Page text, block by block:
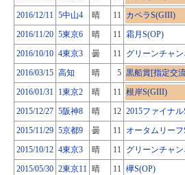
2016/12/11 5中山4 晴 11 カペラS(GIII)
2016/11/20 5東京6 晴 11 霜月S(OP)
2016/10/10 4東京3 曇 11 グリーンチャ
2016/03/15 高知 晴 5 黒船賞[指定交
2016/01/31 1東京2 晴 11 根岸S(GIII)
2015/12/27 5阪神8 晴 12 2015ファイナル
2015/11/29 5京都9 曇 11 オータムリーフ
2015/10/12 4東京3 晴 11 グリーンチャ
2015/05/30 2東京11 晴 11 欅S(OP)